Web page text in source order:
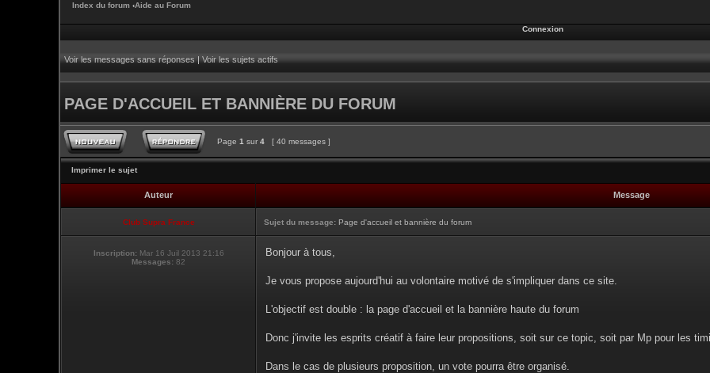
Index du forum ‹Aide au Forum
Connexion
Voir les messages sans réponses|Voir les sujets actifs
PAGE D'ACCUEIL ET BANNIÈRE DU FORUM
Page 1 sur 4 [ 40 messages ]
Imprimer le sujet
Auteur Message
Club Supra France Sujet du message: Page d'accueil et bannière du forum
Inscription: Mar 16 Juil 2013 21:16
Messages: 82
Bonjour à tous,
Je vous propose aujourd'hui au volontaire motivé de s'impliquer dans ce site.
L'objectif est double : la page d'accueil et la bannière haute du forum
Donc j'invite les esprits créatif à faire leur propositions, soit sur ce topic, soit par Mp pour les
Dans le cas de plusieurs proposition, un vote pourra être organisé.